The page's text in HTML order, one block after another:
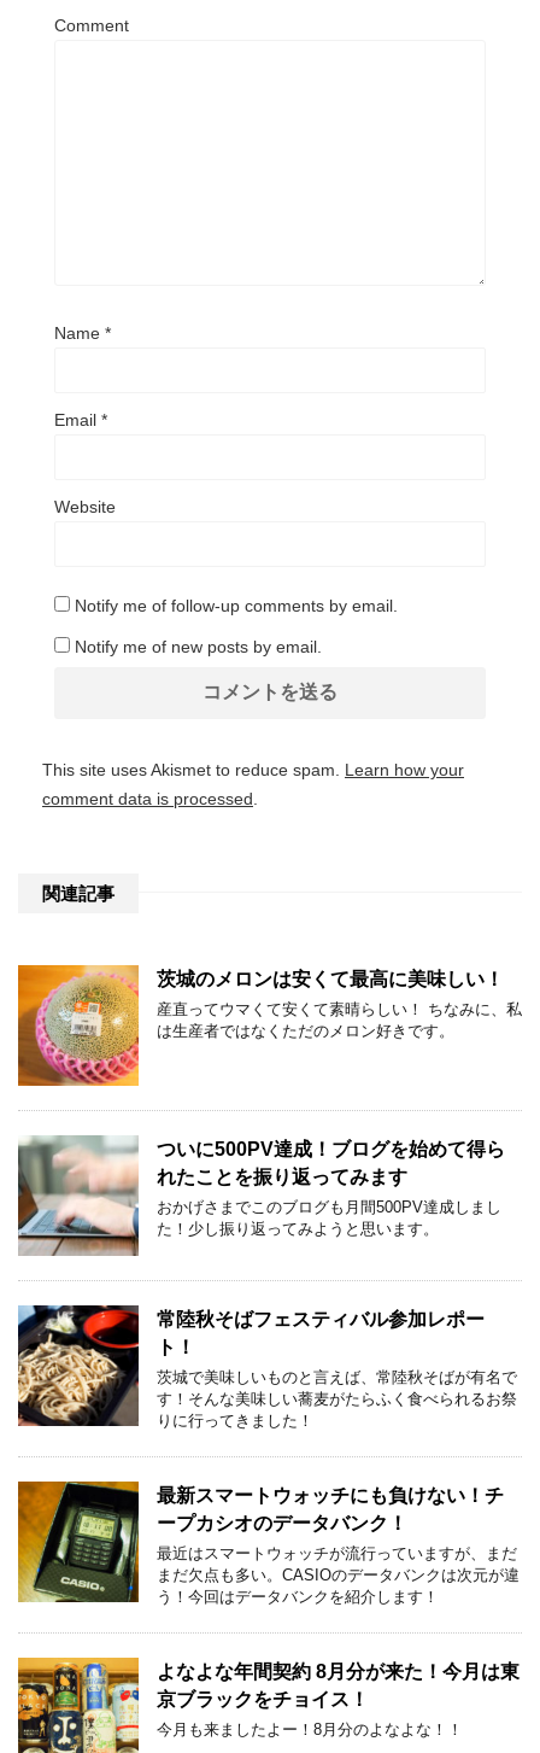
Comment
Name *
Email *
Website
Notify me of follow-up comments by email.
Notify me of new posts by email.
This site uses Akismet to reduce spam. Learn how your
comment data is processed
関連記事
茨城のメロンは安くて最高に美味しい！
産直ってウマくて安くて素晴らしい！ ちなみに、私
は生産者ではなくただのメロン好きです。
ついに500PV達成！ブログを始めて得ら
れたことを振り返ってみます
おかげさまでこのブログも月間500PV達成しまし
た！少し振り返ってみようと思います。
常陸秋そばフェスティバル参加レポー
ト！
茨城で美味しいものと言えば、常陸秋そばが有名で
す！そんな美味しい蕎麦がたらふく食べられるお祭
りに行ってきました！
最新スマートウォッチにも負けない！チ
ープカシオのデータバンク！
最近はスマートウォッチが流行っていますが、まだ
まだ欠点も多い。CASIOのデータバンクは次元が違
う！今回はデータバンクを紹介します！
よなよな年間契約 8月分が来た！今月は東
京ブラックをチョイス！
今月も来ましたよー！8月分のよなよな！！